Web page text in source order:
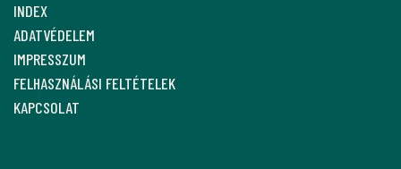
INDEX
ADATVÉDELEM
IMPRESSZUM
FELHASZNÁLÁSI FELTÉTELEK
KAPCSOLAT